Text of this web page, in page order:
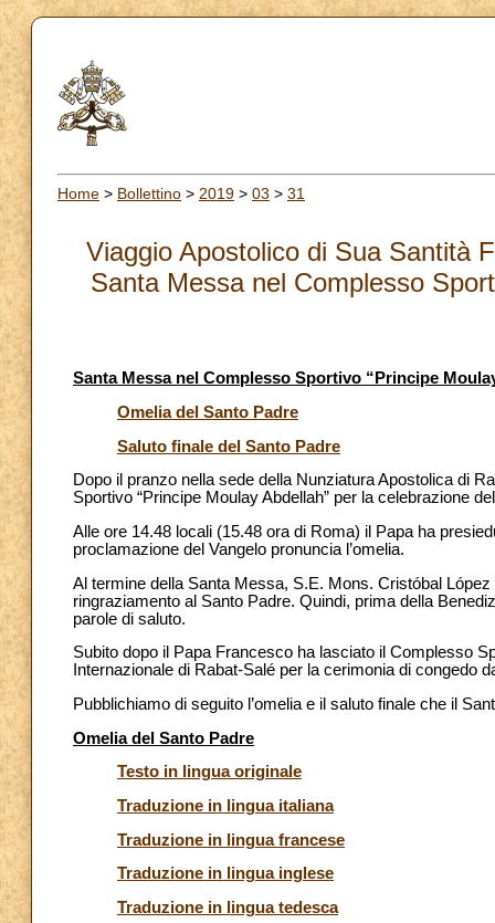
Home > Bollettino > 2019 > 03 > 31
Viaggio Apostolico di Sua Santità
Santa Messa nel Complesso
Santa Messa nel Complesso Sportivo “Principe
Omelia del Santo Padre
Saluto finale del Santo Padre
Dopo il pranzo nella sede della Nunziatura Apostolica di
Sportivo “Principe Moulay Abdellah” per la celebrazione
Alle ore 14.48 locali (15.48 ora di Roma) il Papa ha
proclamazione del Vangelo pronuncia l’omelia.
Al termine della Santa Messa, S.E. Mons. Cristóbal
ringraziamento al Santo Padre. Quindi, prima della
parole di saluto.
Subito dopo il Papa Francesco ha lasciato il Complesso
Internazionale di Rabat-Salé per la cerimonia di congedo
Pubblichiamo di seguito l’omelia e il saluto finale che il
Omelia del Santo Padre
Testo in lingua originale
Traduzione in lingua italiana
Traduzione in lingua francese
Traduzione in lingua inglese
Traduzione in lingua tedesca